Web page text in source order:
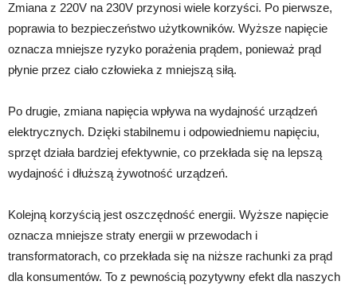
Zmiana z 220V na 230V przynosi wiele korzyści. Po pierwsze,
poprawia to bezpieczeństwo użytkowników. Wyższe napięcie
oznacza mniejsze ryzyko porażenia prądem, ponieważ prąd
płynie przez ciało człowieka z mniejszą siłą.
Po drugie, zmiana napięcia wpływa na wydajność urządzeń
elektrycznych. Dzięki stabilnemu i odpowiedniemu napięciu,
sprzęt działa bardziej efektywnie, co przekłada się na lepszą
wydajność i dłuższą żywotność urządzeń.
Kolejną korzyścią jest oszczędność energii. Wyższe napięcie
oznacza mniejsze straty energii w przewodach i
transformatorach, co przekłada się na niższe rachunki za prąd
dla konsumentów. To z pewnością pozytywny efekt dla naszych